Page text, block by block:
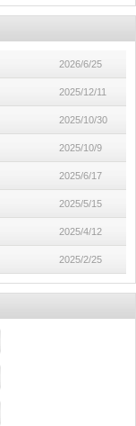
2026/6/25
2025/12/11
2025/10/30
2025/10/9
2025/6/17
2025/5/15
2025/4/12
2025/2/25